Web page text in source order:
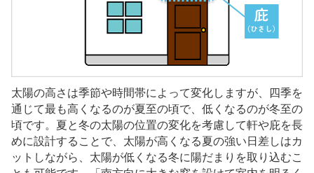
太陽の高さは季節や時間帯によって変化しますが、四季を
通じて最も高くなるのが夏至の頃で、低くなるのが冬至の
頃です。夏と冬の太陽の位置の変化を考慮して軒や庇を長
めに設計することで、太陽が高くなる夏の強い日差しはカ
ットしながら、太陽が低くなる冬に陽だまりを取り込むこ